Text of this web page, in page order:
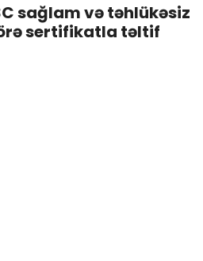
sağlam və təhlükəsiz
sertifikatla təltif